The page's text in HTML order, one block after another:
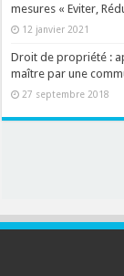
mesures « Eviter,
12 janvier 2021
Droit de propriété :
maître par une
27 septembre 2018